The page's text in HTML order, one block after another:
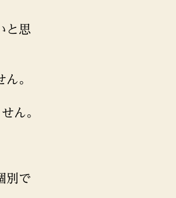
と思
。
ん。
別で